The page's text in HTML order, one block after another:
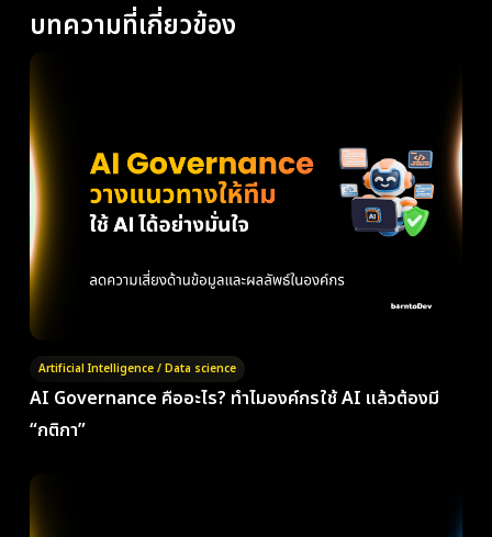
บทความที่เกี่ยวข้อง
Artificial Intelligence / Data science
AI Governance คืออะไร? ทำไมองค์กรใช้ AI แล้วต้องมี
“กติกา”